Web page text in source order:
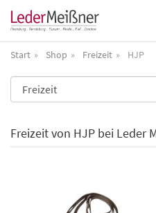
Start Shop Freizeit HJP
Freizeit von HJP bei Leder